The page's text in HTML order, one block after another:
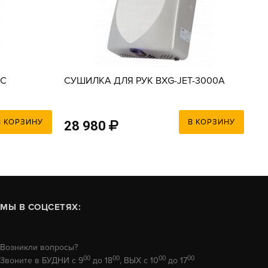
КОРЗИНУ
СУШИЛКА ДЛЯ РУК BXG-JET-3000A
28 980 В КОРЗИНУ
МЫ В СОЦСЕТЯХ:
Возникли вопросы?
Звоните в БУДНИ с 900 до 1800, ВЫХ с 1000 до 1700